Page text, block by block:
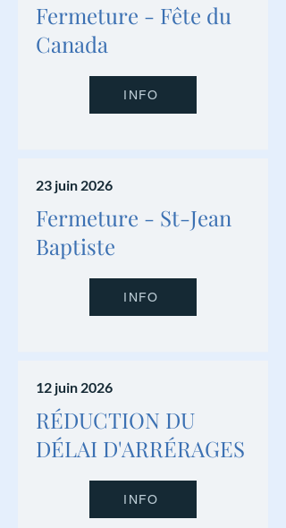
Fermeture - Fête du
Canada
INFO
23 juin 2026
Fermeture - St-Jean
Baptiste
INFO
12 juin 2026
RÉDUCTION DU
DÉLAI D'ARRÉRAGES
INFO